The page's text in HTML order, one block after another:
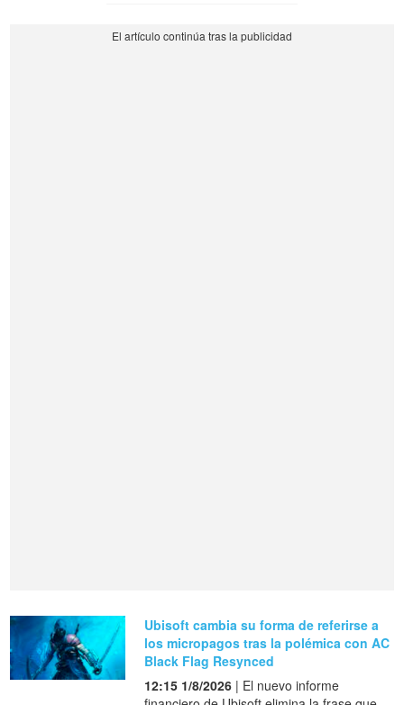
Ubisoft cambia su forma de referirse a
los micropagos tras la polémica con AC
Black Flag Resynced
12:15 1/8/2026 | El nuevo informe